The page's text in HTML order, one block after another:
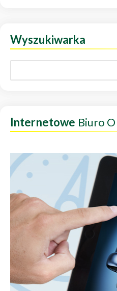
Wyszukiwarka
Internetowe Biuro